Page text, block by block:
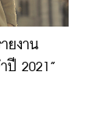
ยงาน
ปี 2021”